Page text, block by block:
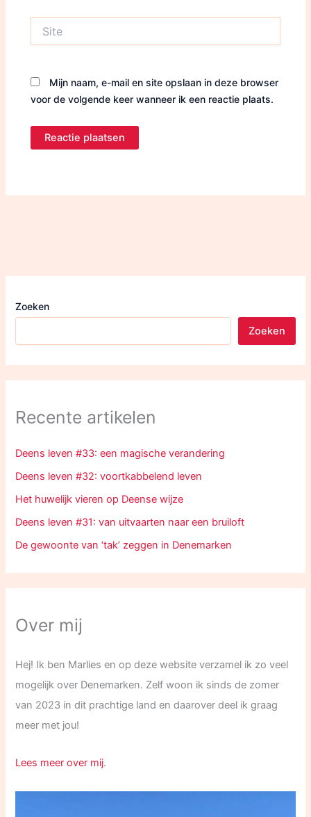
Mijn naam, e-mail en site opslaan in deze browser
voor de volgende keer wanneer ik een reactie plaats.
Zoeken
Zoeken
Recente artikelen
Deens leven #33: een magische verandering
Deens leven #32: voortkabbelend leven
Het huwelijk vieren op Deense wijze
Deens leven #31: van uitvaarten naar een bruiloft
De gewoonte van ‘tak’ zeggen in Denemarken
Over mij
Hej! Ik ben Marlies en op deze website verzamel ik zo veel
mogelijk over Denemarken. Zelf woon ik sinds de zomer
van 2023 in dit prachtige land en daarover deel ik graag
meer met jou!
Lees meer over mij.